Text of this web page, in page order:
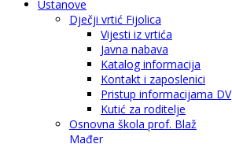
Ustanove
Dječji vrtić Fijolica
Vijesti iz vrtića
Javna nabava
Katalog informacija
Kontakt i zaposlenici
Pristup informacijama DV
Kutić za roditelje
Osnovna škola prof. Blaž
Mađer